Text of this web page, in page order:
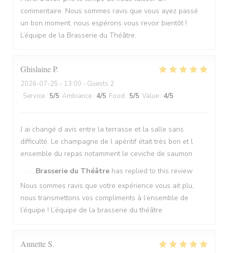
commentaire. Nous sommes ravis que vous ayez passé
un bon moment, nous espérons vous revoir bientôt !
L’équipe de la Brasserie du Théâtre.
GhislaineP
2026-07-25 - 13:00 - Guests 2
Service : 5/5 Ambiance : 4/5 Food : 5/5 Value : 4/5
J ai changé d avis entre la terrasse et la salle sans
difficulté. Le champagne de l apéritif était très bon et l
ensemble du repas notamment le ceviche de saumon
Brasserie du Théâtre has replied to this review
Nous sommes ravis que votre expérience vous ait plu,
nous transmettons vos compliments à l’ensemble de
l’équipe ! L’équipe de la brasserie du théâtre
Annette S